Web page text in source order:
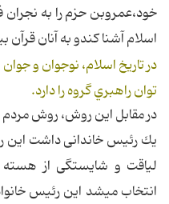
خود،عمروبن‌ حزم‌ را به‌ نجران‌
اسلام‌ آشنا كندو به‌ آنان‌ قرآن‌
در تاريخ اسلام، نوجوان و
توان راهبري گروه را دارد.
در مقابل این روش، روش مردم
يك رئيس خاندانى داشت اين
لياقت و شايستگى از هسته
انتخاب ميشد اين رئيس